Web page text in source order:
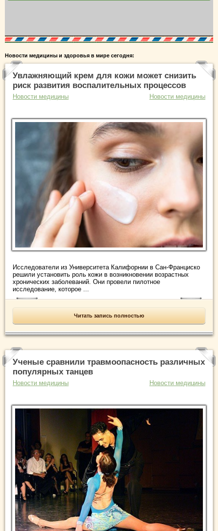
Новости медицины и здоровья в мире сегодня:
Увлажняющий крем для кожи может снизить
риск развития воспалительных процессов
Новости медицины Новости медицины
Исследователи из Университета Калифорнии в Сан-Франциско
решили установить роль кожи в возникновении возрастных
хронических заболеваний. Они провели пилотное
исследование, которое ...
Читать запись полностью
Ученые сравнили травмоопасность различных
популярных танцев
Новости медицины Новости медицины